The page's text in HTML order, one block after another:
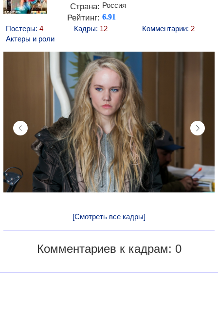
Страна: Россия
Рейтинг: 6.91
Постеры: 4 Кадры: 12 Комментарии: 2
Актеры и роли
[Смотреть все кадры]
Комментариев к кадрам: 0